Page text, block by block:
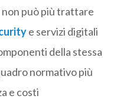
non può più trattare
e servizi digitali
della stessa
normativo più
e costi